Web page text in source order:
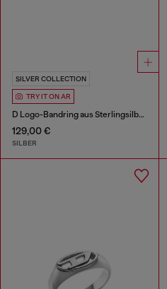
SILVER COLLECTION
TRY IT ON AR
D Logo-Bandring aus Sterlingsilber
129,00 €
SILBER